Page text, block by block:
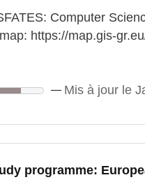
Computer
https://map.gis-
Mis à jour le
programme: